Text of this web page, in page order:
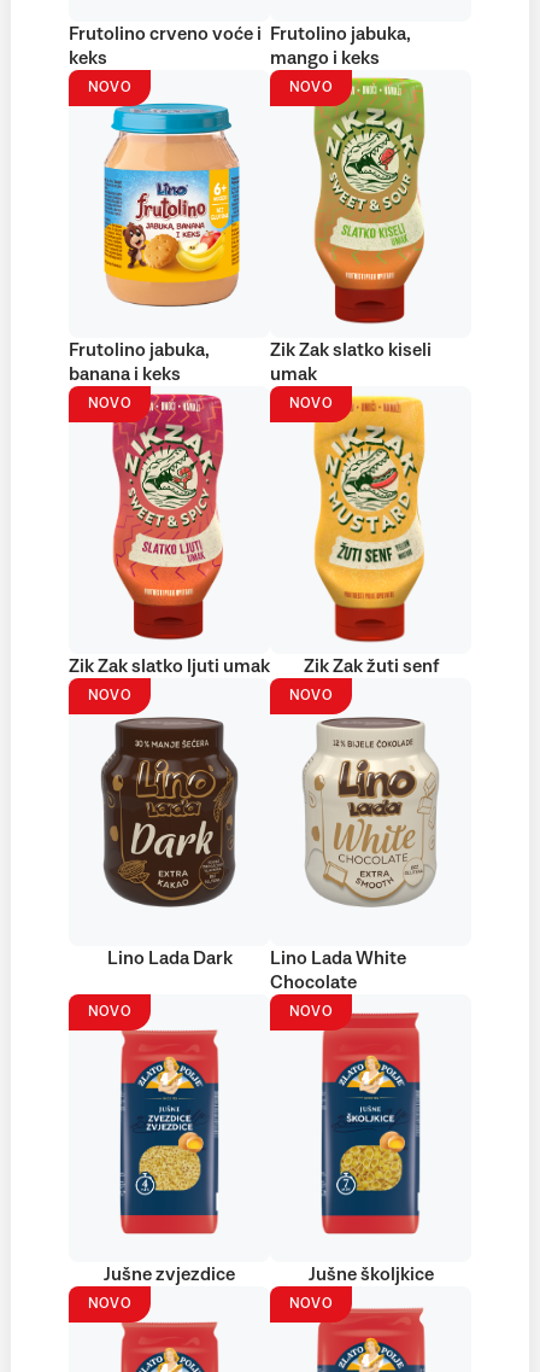
Frutolino crveno voće i
keks
Frutolino jabuka,
mango i keks
NOVO
Frutolino jabuka,
banana i keks
NOVO
Zik Zak slatko kiseli
umak
NOVO
Zik Zak slatko ljuti umak
NOVO
Zik Zak žuti senf
NOVO
Lino Lada Dark
NOVO
Lino Lada White
Chocolate
NOVO
Jušne zvjezdice
NOVO
Jušne školjkice
NOVO NOVO